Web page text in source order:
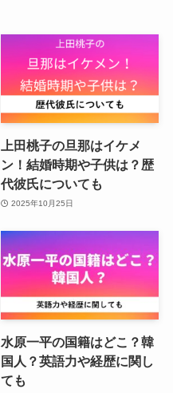
上田桃子の旦那はイケメ
ン！結婚時期や子供は？歴
代彼氏についても
2025年10月25日
水原一平の国籍はどこ？韓
国人？英語力や経歴に関し
ても